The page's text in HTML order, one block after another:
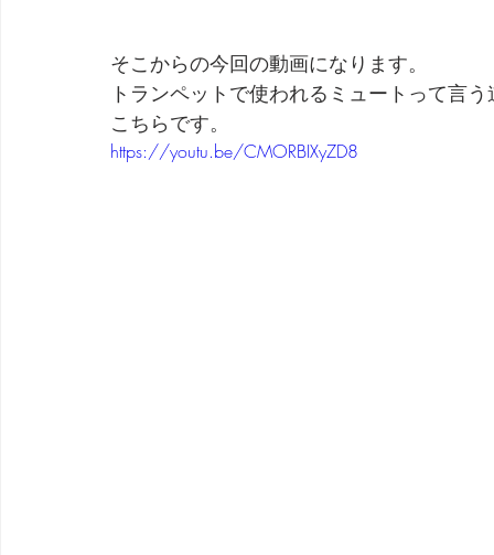
そこからの今回の動画になります。
トランペットで使われるミュートって言
こちらです。
https://youtu.be/CMORBIXyZD8